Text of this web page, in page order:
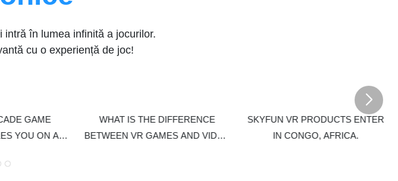
definiție ✅ Suportă self-service fără personal cu
sistem de plată care acceptă monede, bancnote
și carduri de credit ✅ Acoperă diferite grupe de
cinematografe și așa mai departe ✅ Ambalaj
detașabil pentru a economisi costuri
intră în lumea infinită a jocurilor.
cu o experiență de joc!
GAME
YOU ON A
WHAT IS THE DIFFERENCE
BETWEEN VR GAMES AND VIDEO
SKYFUN VR PRODUCTS ENTER
IN CONGO, AFRICA.